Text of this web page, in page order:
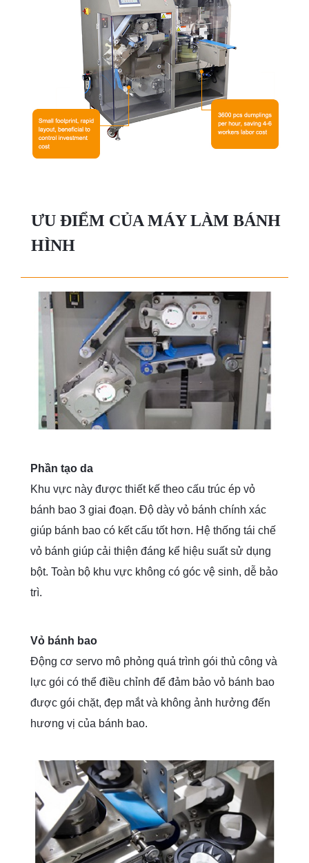
ƯU ĐIỂM CỦA MÁY LÀM BÁNH
HÌNH
Phần tạo da
Khu vực này được thiết kế theo cấu trúc ép vỏ
bánh bao 3 giai đoạn. Độ dày vỏ bánh chính xác
giúp bánh bao có kết cấu tốt hơn. Hệ thống tái chế
vỏ bánh giúp cải thiện đáng kể hiệu suất sử dụng
bột. Toàn bộ khu vực không có góc vệ sinh, dễ bảo
trì.
Vỏ bánh bao
Động cơ servo mô phỏng quá trình gói thủ công và
lực gói có thể điều chỉnh để đảm bảo vỏ bánh bao
được gói chặt, đẹp mắt và không ảnh hưởng đến
hương vị của bánh bao.